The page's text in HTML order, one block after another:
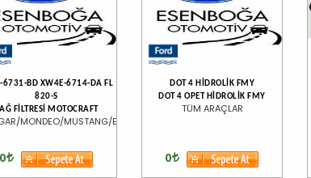
6731-BD XW4E-6714-DA FL
820-S
FİLTRESİ MOTOCRAFT
MONDEO/MUSTANG/Expedition/Explorer
0
DOT 4 HİDROLİK FMY
DOT 4 OPET HİDROLİK FMY
TÜM ARAÇLAR
0